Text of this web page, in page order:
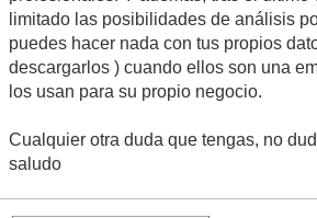
limitado las posibilidades de análisis
puedes hacer nada con tus propios
descargarlos ) cuando ellos son una
los usan para su propio negocio.
Cualquier otra duda que tengas, no
saludo